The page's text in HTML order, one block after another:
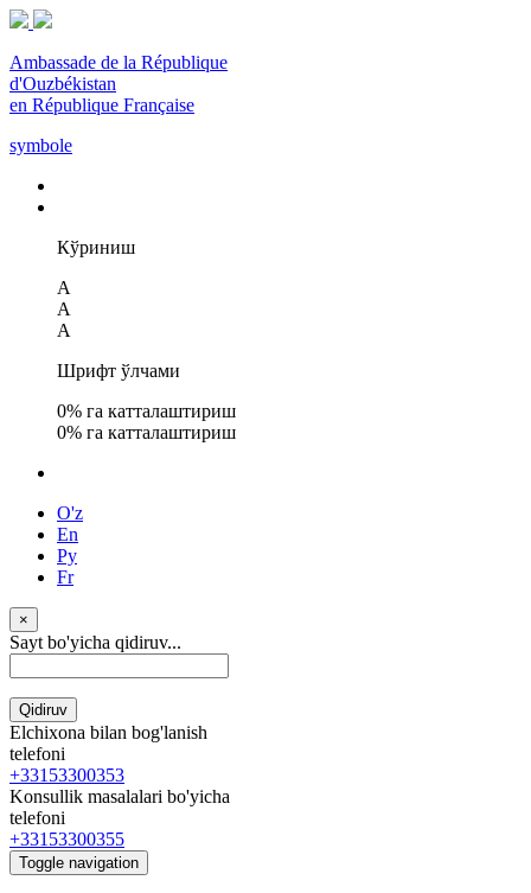
Ambassade de la République
d'Ouzbékistan
en République Française
symbole
Кўриниш
A
A
A
Шрифт ўлчами
0% га катталаштириш
0% га катталаштириш
O'z
En
Ру
Fr
×
Sayt bo'yicha qidiruv...
Qidiruv
Elchixona bilan bog'lanish
telefoni
+33153300353
Konsullik masalalari bo'yicha
telefoni
+33153300355
Toggle navigation